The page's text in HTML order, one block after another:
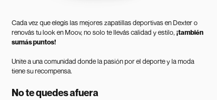
Cada vez que elegís las mejores zapatillas deportivas en Dexter o
renovás tu look en Moov, no solo te llevás calidad y estilo, ¡también
sumás puntos!
Unite a una comunidad donde la pasión por el deporte y la moda
tiene su recompensa.
No te quedes afuera